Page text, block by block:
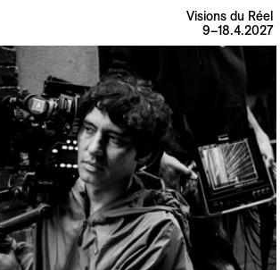
Visions du Réel
9–18.4.2027